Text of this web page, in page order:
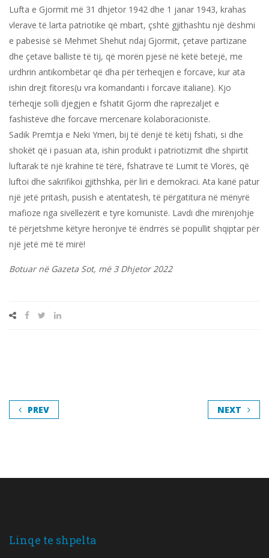
Lufta e Gjormit më 31 dhjetor 1942 dhe 1 janar 1943, krahas
vlerave të larta patriotike që mbart, çshtë gjithashtu një dëshmi
e pabesisë së Mehmet Shehut ndaj Gjormit, çetave partizane
dhe çetave balliste të tij, që morën pjesë në këtë betejë, me
urdhrin antikombëtar që dha për tërheqjen e forcave, kur ata
ishin drejt fitores(u vra komandanti i forcave italiane). Kjo
tërheqje solli djegjen e fshatit Gjorm dhe raprezaljet e
fashistëve dhe forcave mercenare kolaboracioniste.
Sadik Premtja e Neki Ymeri, bij të denjë të këtij fshati, si dhe
shokët që i pasuan ata, ishin produkt i patriotizmit dhe shpirtit
luftarak të një krahine të tërë, fshatrave të Lumit të Vlorës, që
luftoi dhe sakrifikoi gjithshka, për liri e demokraci. Ata kanë patur
një jetë pritash, pusish e atentatesh, të përgatitura në mënyrë
mafioze nga sivëllezërit e tyre komunistë. Lavdi dhe mirënjohje
të përjetshme këtyre heronjve të ëndrrës së popullit shqiptar për
një jetë më të mirë!
Botuar në Gazeta Sot, më 3 Dhjetor 2022
PREV NEXT
Linqe te shpelta